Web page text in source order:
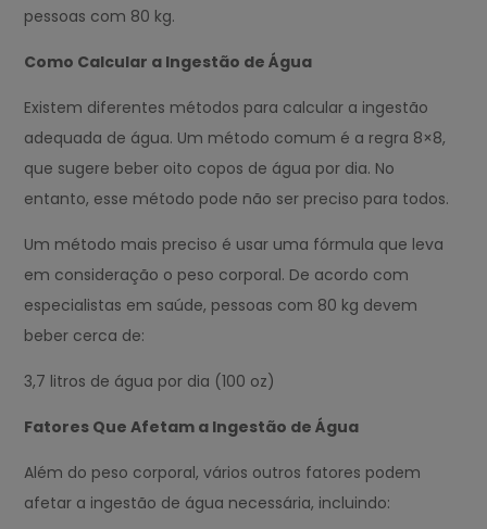
pessoas com 80 kg.
Como Calcular a Ingestão de Água
Existem diferentes métodos para calcular a ingestão
adequada de água. Um método comum é a regra 8×8,
que sugere beber oito copos de água por dia. No
entanto, esse método pode não ser preciso para todos.
Um método mais preciso é usar uma fórmula que leva
em consideração o peso corporal. De acordo com
especialistas em saúde, pessoas com 80 kg devem
beber cerca de:
3,7 litros de água por dia (100 oz)
Fatores Que Afetam a Ingestão de Água
Além do peso corporal, vários outros fatores podem
afetar a ingestão de água necessária, incluindo: